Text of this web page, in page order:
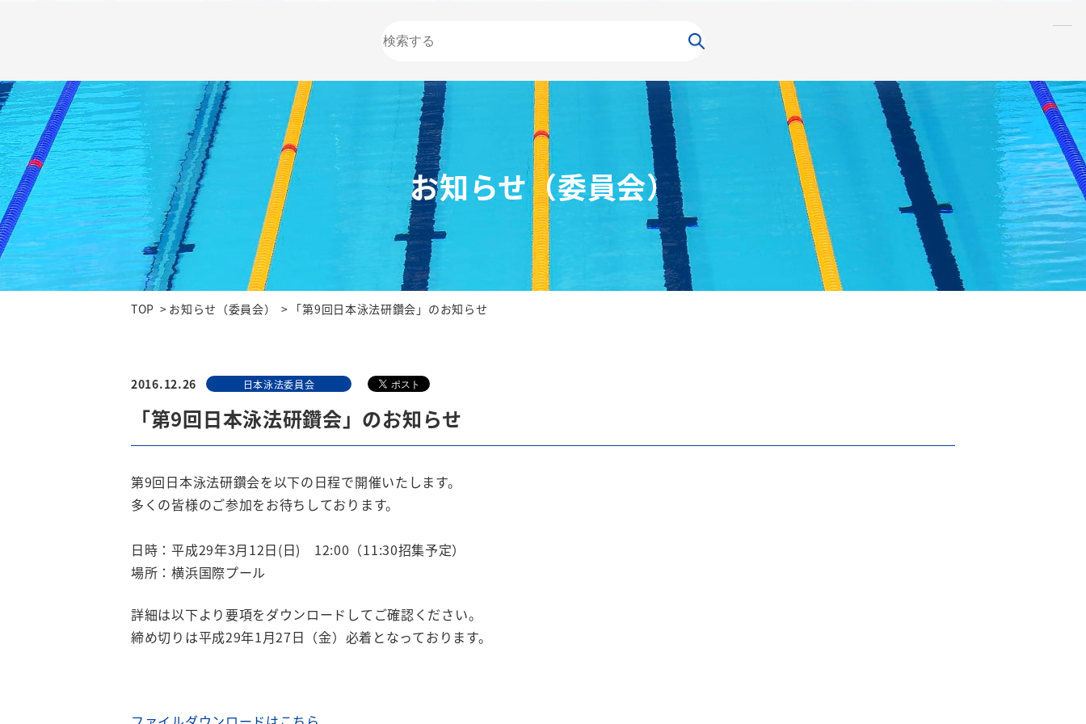
飛込
お知らせ（委員会）
TOP お知らせ（委員会） 「第9回日本泳法研鑽会」のお知らせ
2016.12.26 日本泳法委員会
「第9回日本泳法研鑽会」のお知らせ
第9回日本泳法研鑽会を以下の日程で開催いたします。
多くの皆様のご参加をお待ちしております。
日時：平成29年3月12日(日) 12:00（11:30招集予定）
場所：横浜国際プール
詳細は以下より要項をダウンロードしてご確認ください。
締め切りは平成29年1月27日（金）必着となっております。